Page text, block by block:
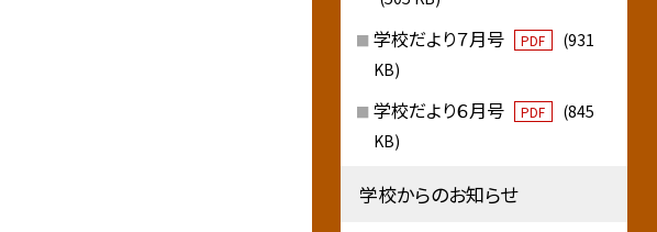
学校だより７月号 PDF
(931
KB)
学校だより６月号 PDF
(845
KB)
学校からのお知らせ